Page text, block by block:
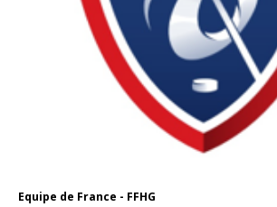
Equipe de France - FFHG